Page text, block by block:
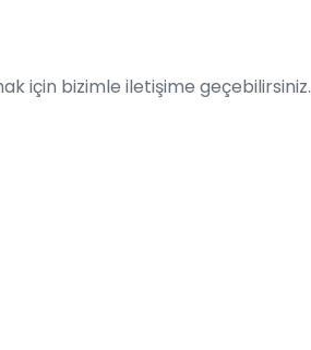
için bizimle iletişime geçebilirsiniz.